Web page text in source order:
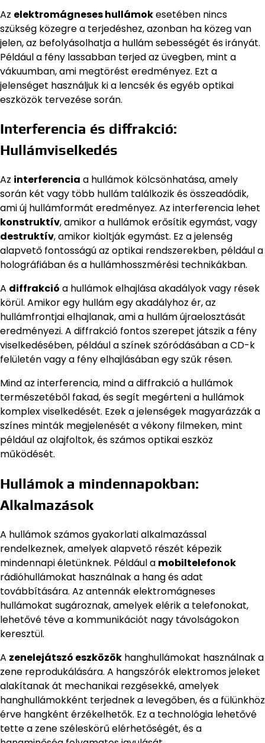
Az elektromágneses hullámokesetében nincs
szükség közegre a terjedéshez, azonban ha közeg van
jelen, az befolyásolhatja a hullám sebességét és irányát.
Például a fény lassabban terjed az üvegben, mint a
vákuumban, ami megtörést eredményez. Ezt a
jelenséget használjuk ki a lencsék és egyéb optikai
eszközök tervezése során.
Interferencia és diffrakció:
Hullámviselkedés
Az interferencia a hullámok kölcsönhatása, amely
során két vagy több hullám találkozik és összeadódik,
ami új hullámformát eredményez. Az interferencia lehet
konstruktív, amikor a hullámok erősítik egymást, vagy
destruktív, amikor kioltják egymást. Ez a jelenség
alapvető fontosságú az optikai rendszerekben, például a
holográfiában és a hullámhosszmérési technikákban.
A diffrakció a hullámok elhajlása akadályok vagy rések
körül. Amikor egy hullám egy akadályhoz ér, az
hullámfrontjai elhajlanak, ami a hullám újraelosztását
eredményezi. A diffrakció fontos szerepet játszik a fény
viselkedésében, például a színek szóródásában a CD-k
felületén vagy a fény elhajlásában egy szűk résen.
Mind az interferencia, mind a diffrakció a hullámok
természetéből fakad, és segít megérteni a hullámok
komplex viselkedését. Ezek a jelenségek magyarázzák a
színes minták megjelenését a vékony filmeken, mint
például az olajfoltok, és számos optikai eszköz
működését.
Hullámok a mindennapokban:
Alkalmazások
A hullámok számos gyakorlati alkalmazással
rendelkeznek, amelyek alapvető részét képezik
mindennapi életünknek. Például a mobiltelefonok
rádióhullámokat használnak a hang és adat
továbbítására. Az antennák elektromágneses
hullámokat sugároznak, amelyek elérik a telefonokat,
lehetővé téve a kommunikációt nagy távolságokon
keresztül.
A zenelejátszó eszközök hanghullámokat használnak a
zene reprodukálására. A hangszórók elektromos jeleket
alakítanak át mechanikai rezgésekké, amelyek
hanghullámokként terjednek a levegőben, és a fülünkhöz
érve hangként érzékelhetők. Ez a technológia lehetővé
tette a zene széleskörű elérhetőségét, és a